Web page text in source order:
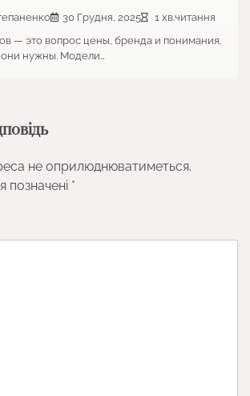
30 Грудня, 2025
1 хв.читання
— это вопрос цены, бренда и понимания,
они нужны. Модели…
не оприлюднюватиметься.
позначені *